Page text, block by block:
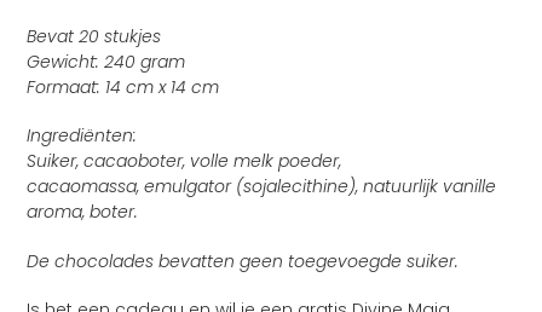
Bevat 20 stukjes
Gewicht: 240 gram
Formaat: 14 cm x 14 cm
Ingrediënten:
Suiker, cacaoboter, volle melk poeder,
cacaomassa, emulgator (sojalecithine), natuurlijk vanille
aroma, boter.
De chocolades bevatten geen toegevoegde suiker.